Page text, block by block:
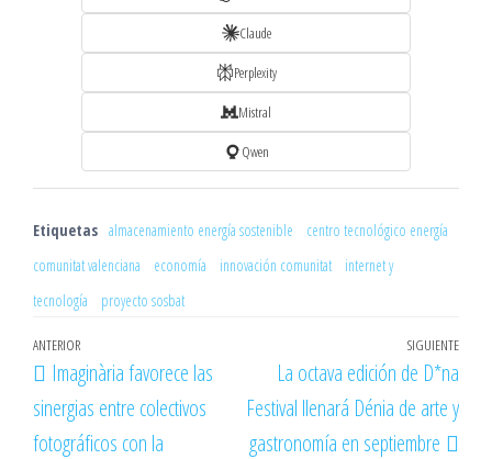
Claude
Perplexity
Mistral
Qwen
Etiquetas almacenamiento energía sostenible
centro tecnológico energía
comunitat valenciana
economía innovación comunitat
internet y
tecnología
proyecto sosbat
Navegación
de
entradas
Entrada
anterior
ANTERIOR
Imaginària favorece las
sinergias entre colectivos
fotográficos con la
SIGUIENTE
La octava edición de D*na
Festival llenará Dénia de arte y
gastronomía en septiembre